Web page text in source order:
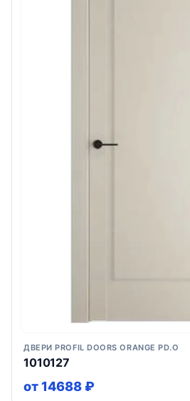
ДВЕРИ PROFIL DOORS ORANGE PD.O
1010127
от 14688 ₽